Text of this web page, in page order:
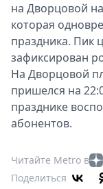
на Дворцовой
которая
праздника. Пик
зафиксирован
На Дворцовой
пришелся на
празднике
абонентов.
Читайте Metro в
Поделиться